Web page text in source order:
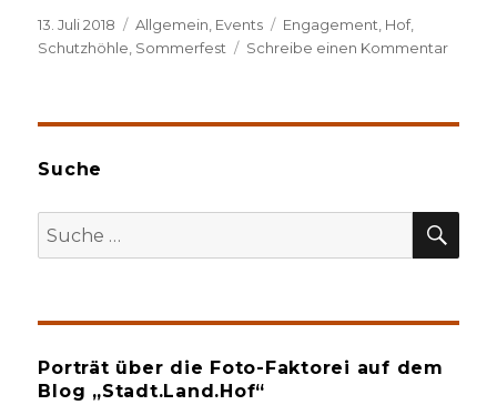
Veröffentlicht
am
13. Juli 2018 Kategorien
Allgemein Events Schlagwörter
Engagement Hof,
Schutzhöhle Sommerfest Schreibe einen Kommentarzu
Suche
Suche
nach:
Porträt über die Foto-Faktorei auf dem
Blog „Stadt.Land.Hof“